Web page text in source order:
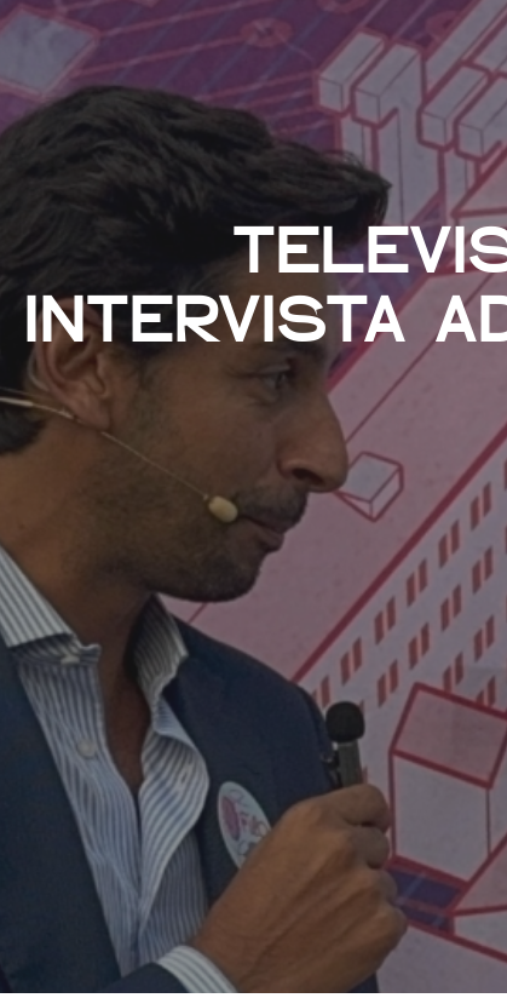
INTERVISTA